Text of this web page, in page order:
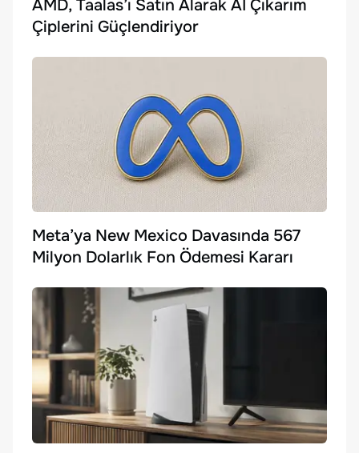
AMD, Taalas’ı Satın Alarak AI Çıkarım
Çiplerini Güçlendiriyor
Meta’ya New Mexico Davasında 567
Milyon Dolarlık Fon Ödemesi Kararı